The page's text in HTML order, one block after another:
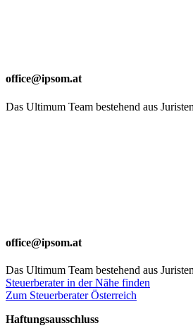
office@ipsom.at
Das Ultimum Team bestehend aus
office@ipsom.at
Das Ultimum Team bestehend aus
Steuerberater in der Nähe finden
Zum Steuerberater Österreich
Haftungsausschluss